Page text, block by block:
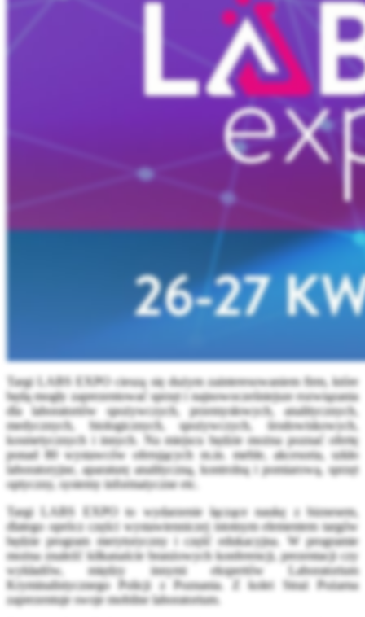
Targi LABS EXPO cieszą się dużym zainteresowaniem firm, które
będą mogły zaprezentować sprzęt i najnowocześniejsze rozwiązania
dla laboratoriów spożywczych, przemysłowych, analitycznych,
medycznych, biologicznych, spożywczych, środowiskowych,
kosmetycznych i innych. Na miejscu będzie można poznać ofertę
ponad 80 wystawców oferujących m.in. meble, akcesoria, szkło
laboratoryjne, aparaturę analityczną, kontrolną i pomiarową, sprzęt
optyczny, systemy informatyczne etc.
Targi LABS EXPO to wydarzenie łączące naukę z biznesem,
dlatego oprócz części wystawienniczej istotnym elementem targów
będzie program merytoryczny i część edukacyjna. W programie
można znaleźć kilkanaście branżowych konferencji, prezentacji czy
wykładów, między innymi ekspertów Laboratorium
Kryminalistycznego Policji z Poznania. Z kolei Straż Pożarna
zaprezentuje swoje mobilne laboratorium.